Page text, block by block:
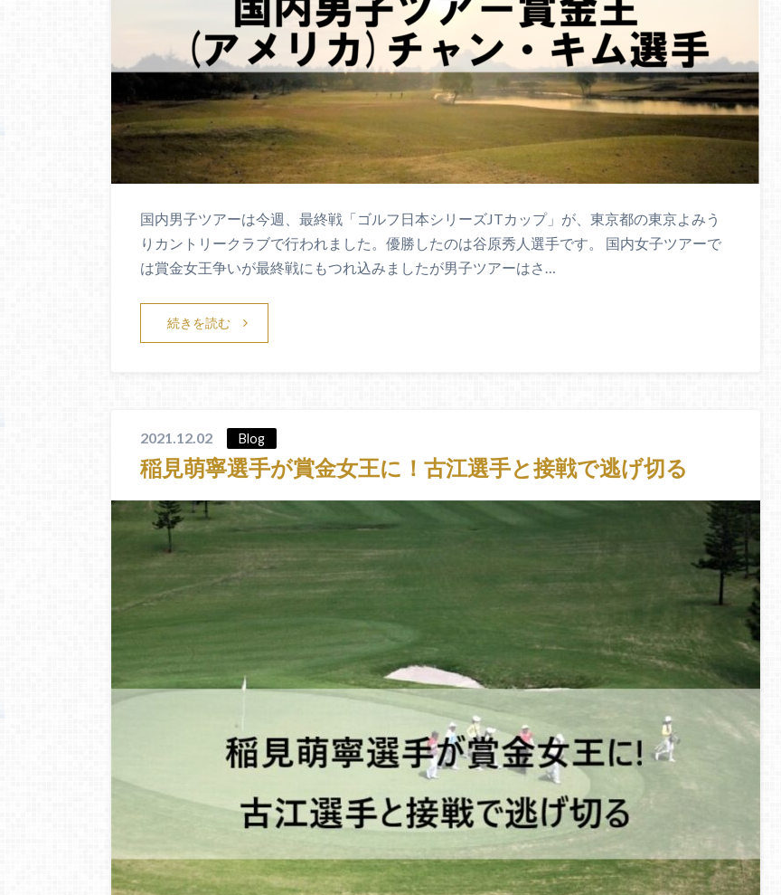
国内男子ツアーは今週、最終戦「ゴルフ日本シリーズJTカップ」が、東京都の東京よみう
りカントリークラブで行われました。優勝したのは谷原秀人選手です。 国内女子ツアーで
は賞金女王争いが最終戦にもつれ込みましたが男子ツアーはさ…
続きを読む
2021.12.02 Blog
稲見萌寧選手が賞金女王に！古江選手と接戦で逃げ切る